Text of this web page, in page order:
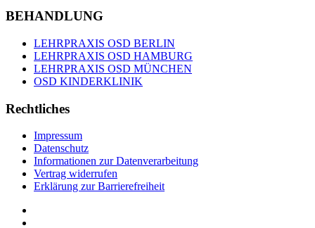
BEHANDLUNG
LEHRPRAXIS OSD BERLIN
LEHRPRAXIS OSD HAMBURG
LEHRPRAXIS OSD MÜNCHEN
OSD KINDERKLINIK
Rechtliches
Impressum
Datenschutz
Informationen zur Datenverarbeitung
Vertrag widerrufen
Erklärung zur Barrierefreiheit